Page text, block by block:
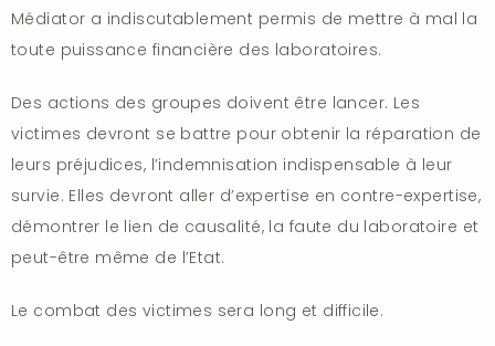
Médiator a indiscutablement permis de mettre à mal la
toute puissance financière des laboratoires.
Des actions des groupes doivent être lancer. Les
victimes devront se battre pour obtenir la réparation de
leurs préjudices, l’indemnisation indispensable à leur
survie. Elles devront aller d’expertise en contre-expertise,
démontrer le lien de causalité, la faute du laboratoire et
peut-être même de l’Etat.
Le combat des victimes sera long et difficile.